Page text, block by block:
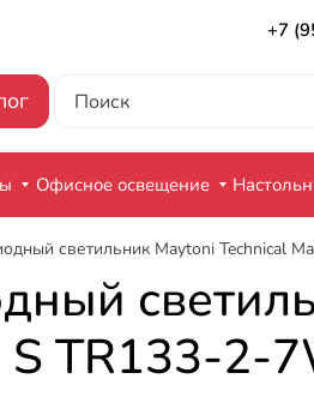
+7
Офисное освещение
светильник Maytoni Technical
TR133-2-